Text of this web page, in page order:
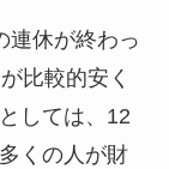
連休が終わっ
比較的安く
しては、12
くの人が財